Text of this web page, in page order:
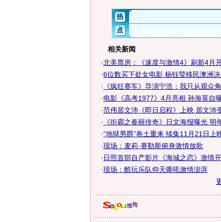
相关新闻
·北美票房：《速度与激情4》刷新4月
·6位数买下处女电影 杨钰莹移民澳洲决
· 《疯狂赛车》导演宁浩：我只从观众
·电影《高考1977》4月亮相 孙海英自
·范伟居文沛《即日启程》上映 居文沛
· 《街霸之春丽传奇》日文海报曝光 明
·“地狱男爵”卷土重来 续集11月21日上
·现场：麦莉·赛勒斯俯身激情放歌
· 日照首部自产影片《海城之恋》激情
·现场：酷玩乐队仰天嘶吼激情澎湃